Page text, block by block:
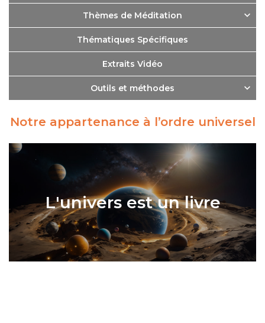
Thèmes de Méditation
Thématiques Spécifiques
Extraits Vidéo
Outils et méthodes
Notre appartenance à l’ordre universel
L'univers est un livre